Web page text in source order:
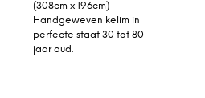
(308cm x 196cm)
Handgeweven kelim in
perfecte staat 30 tot 80
jaar oud.